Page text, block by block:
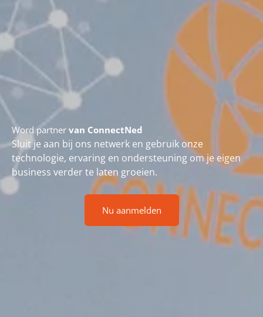
Word partner van ConnectNed
Sluit je aan bij ons netwerk en gebruik onze
technologie, ervaring en ondersteuning om je eigen
business verder te laten groeien.
Nu aanmelden